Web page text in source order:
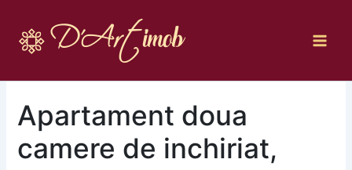
content
Apartament doua
camere de inchiriat,